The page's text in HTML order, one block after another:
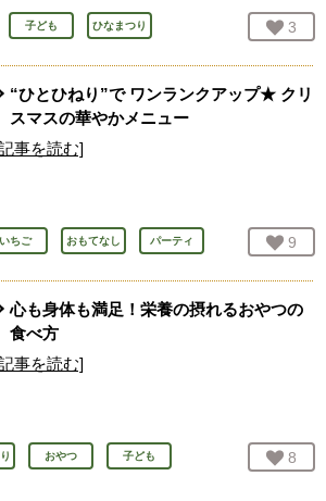
子ども ひなまつり お気
3
“ひとひねり”で ワンランクアップ★ クリ
スマスの華やかメニュー
事を読む]
いちご おもてなし パーティ お気
9
心も身体も満足！栄養の摂れるおやつの
食べ方
事を読む]
おやつ 子ども お気
8